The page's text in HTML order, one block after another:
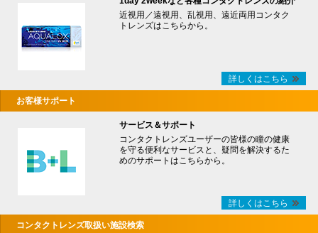
近視用／遠視用、乱視用、遠近両用コンタク
トレンズはこちらから。
詳しくはこちら
お客様サポート
サービス＆サポート
コンタクトレンズユーザーの皆様の瞳の健康
を守る便利なサービスと、疑問を解決するた
めのサポートはこちらから。
詳しくはこちら
コンタクトレンズ取扱い施設検索